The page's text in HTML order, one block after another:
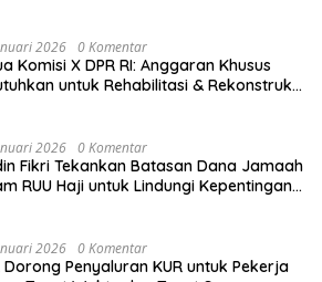
2026 0 Komentar
Komisi X DPR RI: Anggaran Khusus
untuk Rehabilitasi & Rekonstruksi
2026 0 Komentar
Fikri Tekankan Batasan Dana Jamaah
RUU Haji untuk Lindungi Kepentingan
2026 0 Komentar
Dorong Penyaluran KUR untuk Pekerja